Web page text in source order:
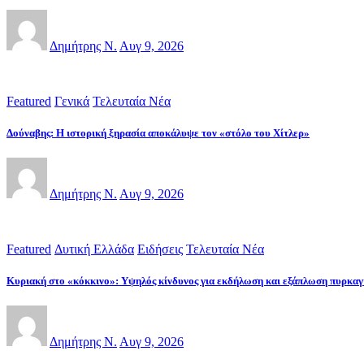
Δημήτρης Ν. Αυγ 9, 2026
Featured Γενικά Τελευταία Νέα
Δούναβης: Η ιστορική ξηρασία αποκάλυψε τον «στόλο του Χίτλερ»
Δημήτρης Ν. Αυγ 9, 2026
Featured Δυτική Ελλάδα Ειδήσεις Τελευταία Νέα
Κυριακή στο «κόκκινο»: Υψηλός κίνδυνος για εκδήλωση και εξάπλωση
Δημήτρης Ν. Αυγ 9, 2026